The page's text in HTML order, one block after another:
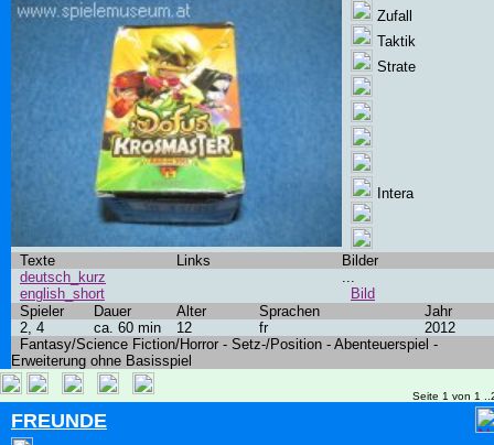
Zufall
Taktik
Strate
Intera
Texte Links
Bilder
deutsch_kurz
english_short
...
Bild
Spieler
Dauer Alter Sprachen
Jahr
2, 4
ca. 60 min 12 fr
2012
Fantasy/Science Fiction/Horror - Setz-/Position - Abenteuerspiel -
Erweiterung ohne Basisspiel
Seite 1 von 1
FREUNDE